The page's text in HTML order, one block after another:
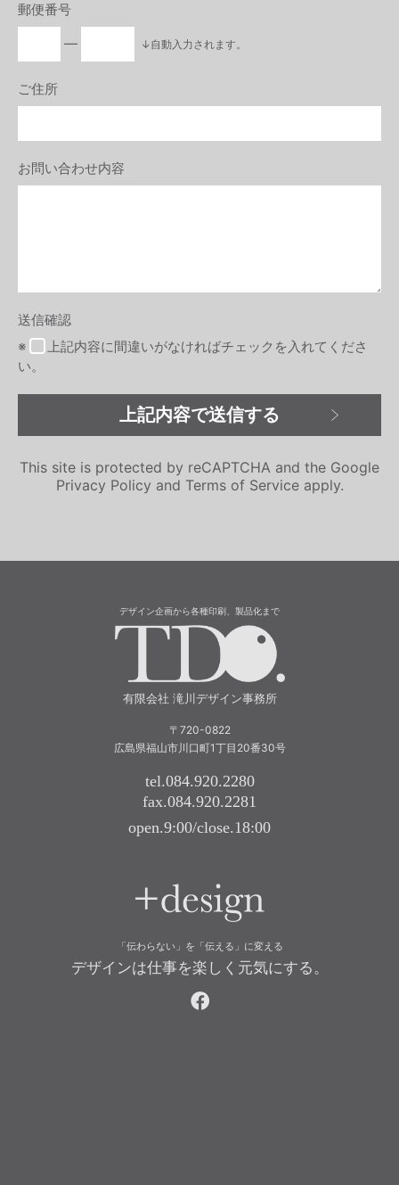
郵便番号
―
↓自動入力されます。
ご住所
お問い合わせ内容
送信確認
※
上記内容に間違いがなければチェックを入れてくださ
い。
This site is protected by reCAPTCHA and the Google
Privacy Policy and Terms of Serviceapply.
デザイン企画から各種印刷、製品化まで
有限会社 滝川デザイン事務所
〒720-0822
広島県福山市川口町1丁目20番30号
tel.084.920.2280
fax.084.920.2281
open.9:00/close.18:00
「伝わらない」を「伝える」に変える
デザインは仕事を楽しく元気にする。
facebook